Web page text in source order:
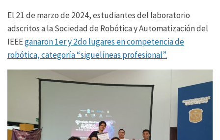
El 21 de marzo de 2024, estudiantes del laboratorio
adscritos a la Sociedad de Robótica y Automatización del
IEEEganaron 1er y 2do lugares en competencia de
robótica, categoría “siguelíneas profesional”.